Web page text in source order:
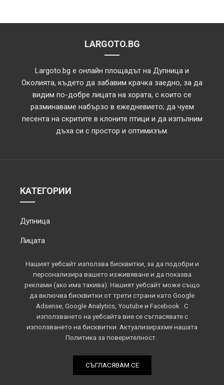
Нашият уебсайт използва бисквитки, за да подобри и
персонализира вашето изживяване и да показва
реклами (ако има такива). Нашият уебсайт може също
да включва бисквитки от трети страни като Google
Adsense, Google Analytics, Youtube и Facebook . С
използването на уебсайта вие се съгласявате с
използването на бисквитки. Актуализирахме нашата
Политика за поверителност.
СЪГЛАСЯВАМ СЕ
LARGOTO.BG
Largoto.bg е онлайн площадът на Дупница и
Околията, където да забавим крачка заедно, за да
видим по-добре лицата на хората, с които се
разминаваме набързо в ежедневието; да чуем
песента на скритите в клоните птици и да изпълним
дъха си с простор и оптимизъм.
КАТЕГОРИИ
Дупница
Лицата
Обектив
Околията
Площадът
Спорт
Всички права запазени © 2022